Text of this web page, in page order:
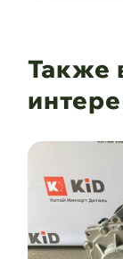
Также